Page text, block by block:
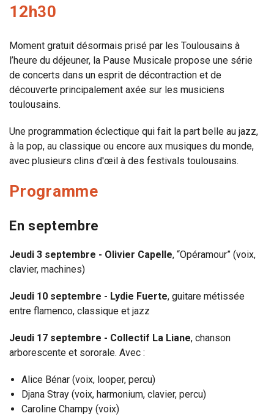
12h30
Moment gratuit désormais prisé par les Toulousains à
l’heure du déjeuner, la Pause Musicale propose une série
de concerts dans un esprit de décontraction et de
découverte principalement axée sur les musiciens
toulousains.
Une programmation éclectique qui fait la part belle au jazz,
à la pop, au classique ou encore aux musiques du monde,
avec plusieurs clins d'œil à des festivals toulousains.
Programme
En septembre
Jeudi 3 septembre - Olivier Capelle, “Opéramour” (voix,
clavier, machines)
Jeudi 10 septembre - Lydie Fuerte, guitare métissée
entre flamenco, classique et jazz
Jeudi 17 septembre - Collectif La Liane, chanson
arborescente et sororale. Avec :
Alice Bénar (voix, looper, percu)
Djana Stray (voix, harmonium, clavier, percu)
Caroline Champy (voix)